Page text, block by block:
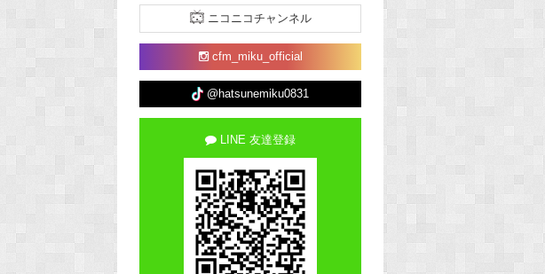
ニコニコチャンネル
cfm_miku_official
@hatsunemiku0831
LINE 友達登録